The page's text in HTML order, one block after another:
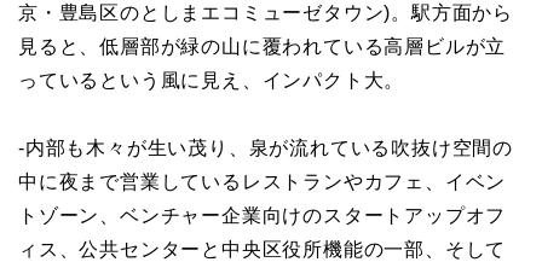
京・豊島区のとしまエコミューゼタウン)。駅方面から
見ると、低層部が緑の山に覆われている高層ビルが立
っているという風に見え、インパクト大。
-内部も木々が生い茂り、泉が流れている吹抜け空間の
中に夜まで営業しているレストランやカフェ、イベン
トゾーン、ベンチャー企業向けのスタートアップオフ
ィス、公共センターと中央区役所機能の一部、そして